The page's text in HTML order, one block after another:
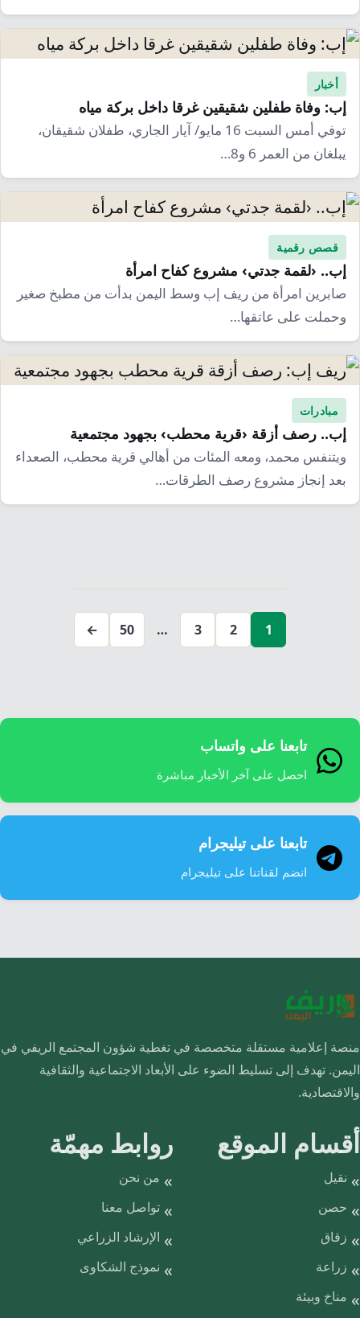
أخبار
إب: وفاة طفلين شقيقين غرقا داخل بركة مياه
توفي أمس السبت 16 مايو/ آيار الجاري، طفلان شقيقان،
يبلغان من العمر 6 و8…
قصص رقمية
إب.. ‹لقمة جدتي› مشروع كفاح امرأة
صابرين امرأة من ريف إب وسط اليمن بدأت من مطبخ صغير
وحملت على عاتقها…
مبادرات
إب.. رصف أزقة ‹قرية محطب› بجهود مجتمعية
ويتنفس محمد، ومعه المئات من أهالي قرية محطب، الصعداء
بعد إنجاز مشروع رصف الطرقات…
تعدد
صفحات
1
2
3
…
50
←
تابعنا على واتساب
احصل على آخر الأخبار مباشرة
تابعنا على تيليجرام
انضم لقناتنا على تيليجرام
منصة إعلامية مستقلة متخصصة في تغطية شؤون المجتمع الريفي في
اليمن. تهدف إلى تسليط الضوء على الأبعاد الاجتماعية والثقافية
والاقتصادية.
أقسام الموقع
نقيل
حصن
زقاق
زراعة
مناخ وبيئة
روابط مهمّة
من نحن
تواصل معنا
الإرشاد الزراعي
نموذج الشكاوى